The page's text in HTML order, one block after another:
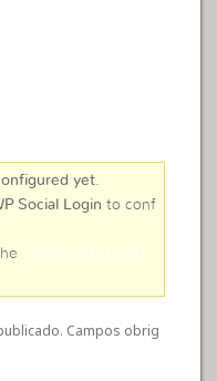
yet.
Social Login to conf
online user guid
Campos obrig